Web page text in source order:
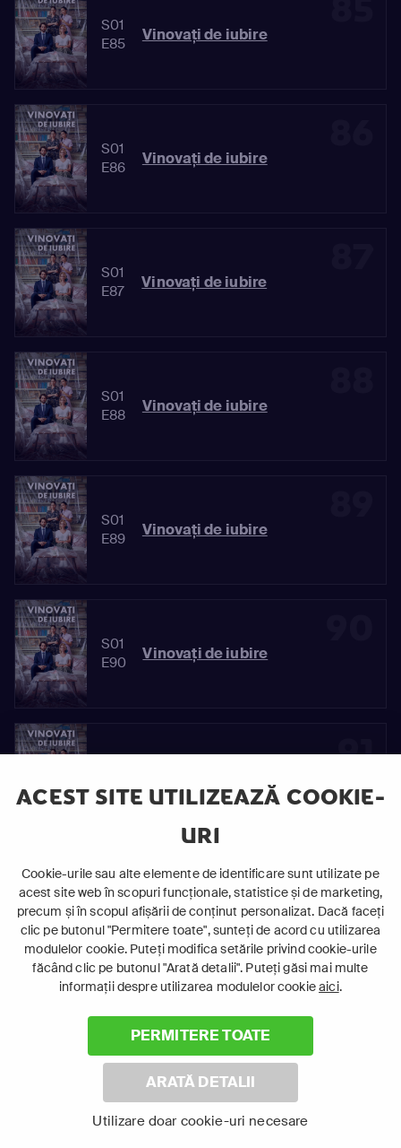
ACEST SITE UTILIZEAZĂ COOKIE-
URI
Cookie-urile sau alte elemente de identificare sunt utilizate pe
acest site web în scopuri funcționale, statistice și de marketing,
precum și în scopul afișării de conținut personalizat. Dacă faceți
clic pe butonul "Permitere toate", sunteți de acord cu utilizarea
modulelor cookie. Puteți modifica setările privind cookie-urile
făcând clic pe butonul "Arată detalii". Puteți găsi mai multe
informații despre utilizarea modulelor cookieaici.
PERMITERE TOATE
ARATĂ DETALII
Utilizare doar cookie-uri necesare
S01
E85
Vinovaţi de iubire
S01
E86
Vinovaţi de iubire
S01
E87
Vinovaţi de iubire
S01
E88
Vinovaţi de iubire
S01
E89
Vinovaţi de iubire
S01
E90
Vinovaţi de iubire
91
E91
92
S01
E92
Vinovaţi de iubire
93
S01